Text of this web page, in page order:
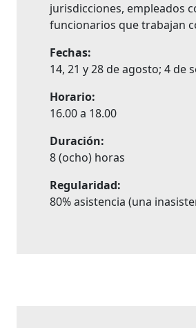
jurisdicciones, empleados
funcionarios que trabajan
Fechas:
14, 21 y 28 de agosto; 4 de
Horario:
16.00 a 18.00
Duración:
8 (ocho) horas
Regularidad:
80% asistencia (una